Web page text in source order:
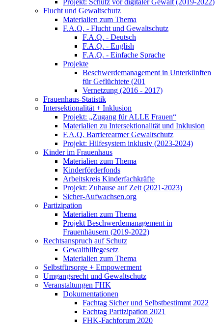
Projekt: Schutz vor digitaler Gewalt (2019-2022)
Flucht und Gewaltschutz
Materialien zum Thema
F.A.Q. - Flucht und Gewaltschutz
F.A.Q. - Deutsch
F.A.Q. - English
F.A.Q. - Einfache Sprache
Projekte
Beschwerdemanagement in Unterkünften
für Geflüchtete (201
Vernetzung (2016 - 2017)
Frauenhaus-Statistik
Intersektionalität + Inklusion
Projekt: „Zugang für ALLE Frauen“
Materialien zu Intersektionalität und Inklusion
F.A.Q. Barrierearmer Gewaltschutz
Projekt: Hilfesystem inklusiv (2023-2024)
Kinder im Frauenhaus
Materialien zum Thema
Kinderförderfonds
Arbeitskreis Kinderfachkräfte
Projekt: Zuhause auf Zeit (2021-2023)
Sicher-Aufwachsen.org
Partizipation
Materialien zum Thema
Projekt Beschwerdemanagement in
Frauenhäusern (2019-2022)
Rechtsanspruch auf Schutz
Gewalthilfegesetz
Materialien zum Thema
Selbstfürsorge + Empowerment
Umgangsrecht und Gewaltschutz
Veranstaltungen FHK
Dokumentationen
Fachtag Sicher und Selbstbestimmt 2022
Fachtag Partizipation 2021
FHK-Fachforum 2020